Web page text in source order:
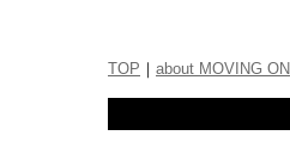
TOP ｜ about MOVING ON